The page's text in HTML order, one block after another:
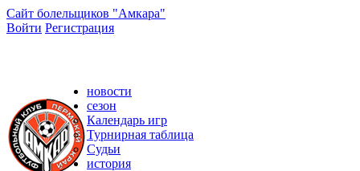
Сайт болельщиков "Амкара"
Войти Регистрация
новости
сезон
Календарь игр
Турнирная таблица
Судьи
история